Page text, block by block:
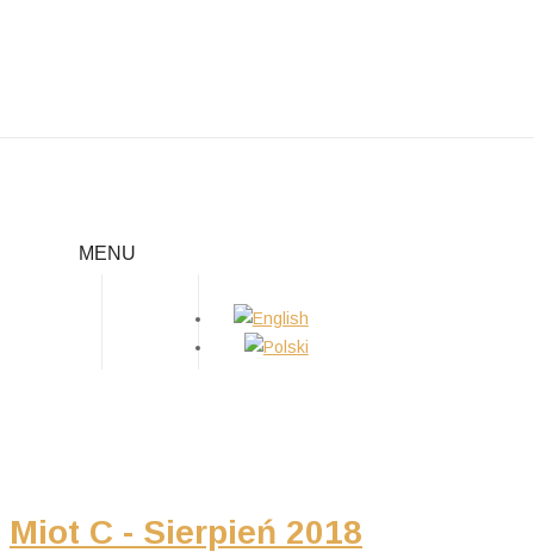
MENU
Szczeniaki
/
Miot C
Miot C - Sierpień 2018